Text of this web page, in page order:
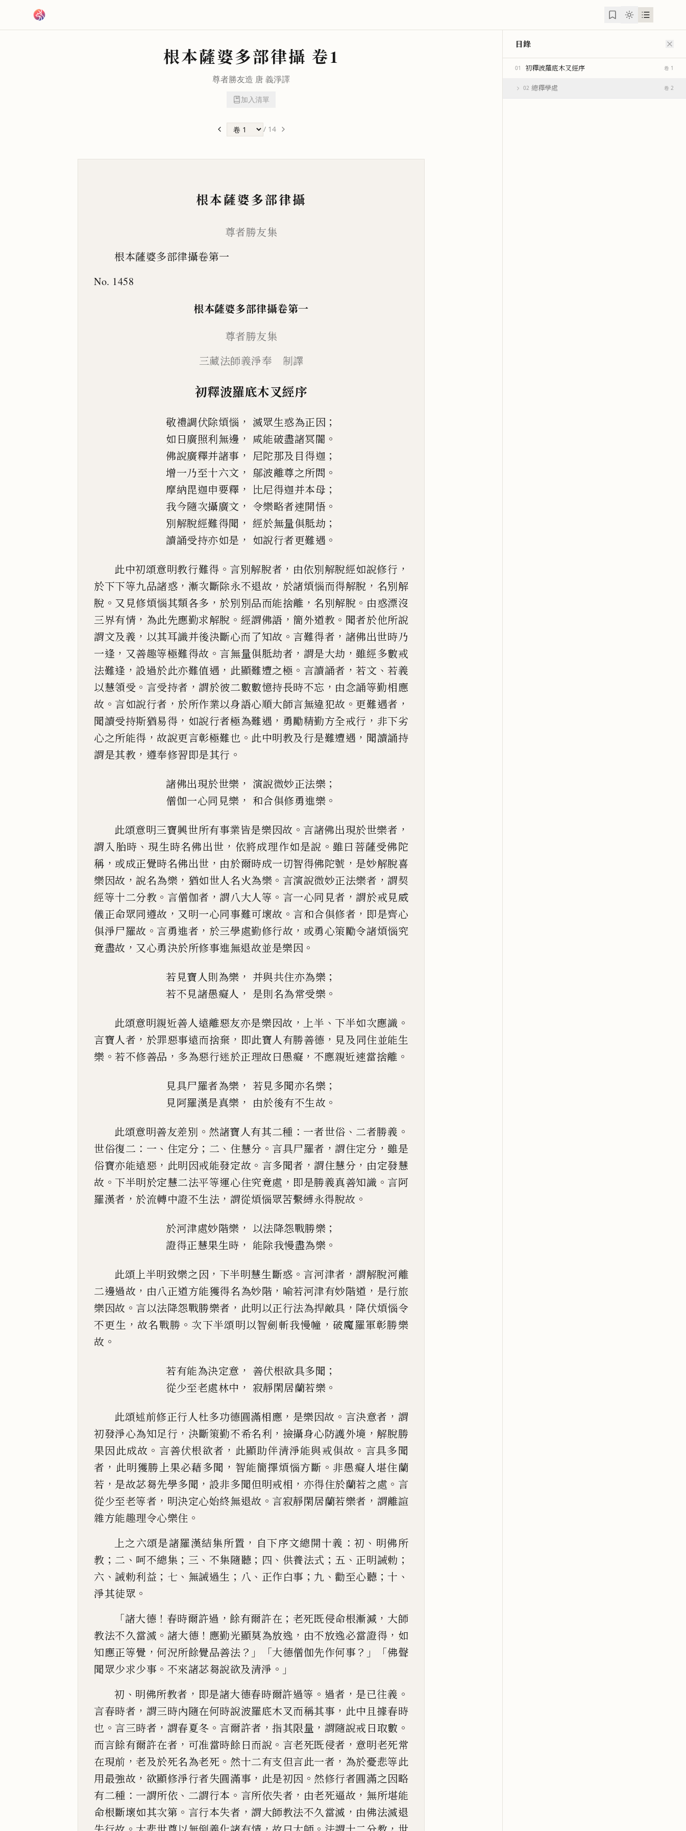
根本薩婆多部律攝 卷1
尊者勝友造 唐義淨譯
加入清單
/ 14
根本薩婆多部律攝
尊者勝友集
根本薩婆多部律攝卷第一
No. 1458
根本薩婆多部律攝卷第一
尊者勝友集
三藏法師義淨奉 制譯
初釋波羅底木叉經序
敬禮調伏除煩惱 ， 滅眾生惑為正因 ；
如日廣照利無邊 ， 咸能破盡諸冥闇 。
佛說廣釋并諸事 ， 尼陀那及目得迦 ；
增一乃至十六文 ， 鄔波離尊之所問 。
摩納毘迦申要釋 ， 比尼得迦并本母 ；
我今隨次攝廣文 ， 令樂略者速開悟 。
別解脫經難得聞 ， 經於無量俱胝劫 ；
讀誦受持亦如是 ， 如說行者更難遇 。
此中初頌意明教行難得 。 言別解脫者 ， 由依別解脫經如說修行 ，
於下下等九品諸惑 ， 漸次斷除永不退故 ， 於諸煩惱而得解脫 ， 名別解
脫 。 又見修煩惱其類各多 ， 於別別品而能捨離 ，名別解脫 。 由惑漂沒
三界有情 ， 為此先應勤求解脫 。 經謂佛語 ， 簡外道教 。 聞者於他所說
謂文及義 ， 以其耳識并後決斷心而了知故 。 言難得者 ， 諸佛出世時乃
一逢 ， 又善趣等極難得故 。 言無量俱胝劫者 ， 謂是大劫 ，雖經多數戒
法難逢 ，設過於此亦難值遇 ， 此顯難遭之極 。 言讀誦者 ，若文 、若義
以慧領受 。 言受持者 ，謂於彼二數數憶持長時不忘 ， 由念誦等勤相應
故 。 言如說行者 ， 於所作業以身語心順大師言無違犯故 。 更難遇者 ，
聞讀受持斯猶易得 ， 如說行者極為難遇 ， 勇勵精勤方全戒行 ， 非下劣
心之所能得 ，故說更言彰極難也 。 此中明教及行是難遭遇 ， 聞讀誦持
謂是其教 ， 遵奉修習即是其行 。
諸佛出現於世樂 ， 演說微妙正法樂 ；
僧伽一心同見樂 ， 和合俱修勇進樂 。
此頌意明三寶興世所有事業皆是樂因故 。 言諸佛出現於世樂者 ，
謂入胎時 、 現生時名佛出世 ， 依將成理作如是說 。 雖曰菩薩受佛陀
稱 ， 或成正覺時名佛出世 ， 由於爾時成一切智得佛陀號 ， 是妙解脫喜
樂因故 ，說名為樂 ， 猶如世人名火為樂 。 言演說微妙正法樂者 ，謂契
經等十二分教 。 言僧伽者 ，謂八大人等 。 言一心同見者 ，謂於戒見威
儀正命眾同遵故 ， 又明一心同事難可壞故 。 言和合俱修者 ， 即是齊心
俱淨尸羅故 。 言勇進者 ， 於三學處勤修行故 ， 或勇心策勵令諸煩惱究
竟盡故 ， 又心勇決於所修事進無退故並是樂因 。
若見寶人則為樂 ， 并與共住亦為樂 ；
若不見諸愚癡人 ， 是則名為常受樂 。
此頌意明親近善人遠離惡友亦是樂因故 ， 上半 、 下半如次應識 。
言寶人者 ， 於罪惡事遠而捨棄 ， 即此寶人有勝善德 ， 見及同住並能生
樂 。 若不修善品 ， 多為惡行迷於正理故曰愚癡 ， 不應親近速當捨離 。
見具尸羅者為樂 ， 若見多聞亦名樂 ；
見阿羅漢是真樂 ， 由於後有不生故 。
此頌意明善友差別 。 然諸寶人有其二種 ： 一者世俗 、 二者勝義 。
世俗復二 ： 一 、 住定分 ； 二 、 住慧分 。 言具尸羅者 ，謂住定分 ，雖是
俗寶亦能遠惡 ， 此明因戒能發定故 。 言多聞者 ，謂住慧分 ， 由定發慧
故 。 下半明於定慧二法平等運心住究竟處 ， 即是勝義真善知識 。 言阿
羅漢者 ， 於流轉中證不生法 ， 謂從煩惱眾苦繫縛永得脫故 。
於河津處妙階樂 ， 以法降怨戰勝樂 ；
證得正慧果生時 ， 能除我慢盡為樂 。
此頌上半明致樂之因 ， 下半明慧生斷惑 。 言河津者 ，謂解脫河離
二邊過故 ， 由八正道方能獲得名為妙階 ， 喻若河津有妙階道 ， 是行旅
樂因故 。 言以法降怨戰勝樂者 ， 此明以正行法為捍敵具 ， 降伏煩惱令
不更生 ，故名戰勝 。 次下半頌明以智劍斬我慢幢 ， 破魔羅軍彰勝樂
故 。
若有能為決定意 ， 善伏根欲具多聞 ；
從少至老處林中 ， 寂靜閑居蘭若樂 。
此頌述前修正行人杜多功德圓滿相應 ， 是樂因故 。 言決意者 ， 謂
初發淨心為知足行 ， 決斷策勤不希名利 ， 撿攝身心防護外境 ， 解脫勝
果因此成故 。 言善伏根欲者 ， 此顯助伴清淨能與戒俱故 。 言具多聞
者 ， 此明獲勝上果必藉多聞 ， 智能簡擇煩惱方斷 。 非愚癡人堪住蘭
若 ， 是故苾芻先學多聞 ， 設非多聞但明戒相 ， 亦得住於蘭若之處 。 言
從少至老等者 ， 明決定心始終無退故 。 言寂靜閑居蘭若樂者 ， 謂離諠
雜方能趣理令心樂住 。
上之六頌是諸羅漢結集所置 ， 自下序文總開十義 ：初 、 明佛所
教 ； 二 、 呵不總集 ； 三 、 不集隨聽 ； 四 、 供養法式 ； 五 、 正明誡勅 ；
六 、誡勅利益 ； 七 、 無誡過生 ； 八 、 正作白事 ； 九 、勸至心聽 ；十 、
淨其徒眾 。
「諸大德 ！ 春時爾許過 ，餘有爾許在 ； 老死既侵命根漸減 ， 大師
教法不久當滅 。 諸大德 ！ 應勤光顯莫為放逸 ， 由不放逸必當證得 ， 如
知應正等覺 ，何況所餘覺品善法 ？」「大德僧伽先作何事？」「佛聲
聞眾少求少事 。 不來諸苾芻說欲及清淨 。」
初 、 明佛所教者 ， 即是諸大德春時爾許過等 。 過者 ， 是已往義 。
言春時者 ， 謂三時內隨在何時說波羅底木叉而稱其事 ， 此中且據春時
也 。 言三時者 ， 謂春夏冬 。 言爾許者 ， 指其限量 ， 謂隨說戒日取數 。
而言餘有爾許在者 ， 可准當時餘日而說 。 言老死既侵者 ， 意明老死常
在現前 ， 老及於死名為老死 。 然十二有支但言此一者 ， 為於憂悲等此
用最強故 ， 欲顯修淨行者失圓滿事 ， 此是初因 。 然修行者圓滿之因略
有二種 ： 一謂所依 、 二謂行本 。 言所依失者 ， 由老死逼故 ， 無所堪能
命根斷壞如其次第 。 言行本失者 ，謂大師教法不久當滅 ， 由佛法滅退
目錄
01 初釋波羅底木叉經序 卷 1
02 總釋學處 卷 2